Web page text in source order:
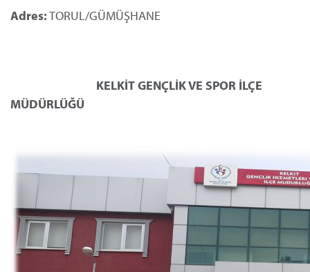
Adres:TORUL/GÜMÜŞHANE
KELKİTGENÇLİK VE SPOR İLÇE
MÜDÜRLÜĞÜ